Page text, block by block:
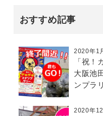
おすすめ記事
2020年1
「祝！
大阪池
ンプラ
2020年12